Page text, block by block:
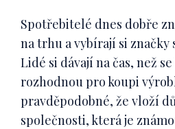
Spotřebitelé dnes dobře
na trhu a vybírají si značky
Lidé si dávají na čas, než
rozhodnou pro koupi
pravděpodobné, že vloží
společnosti, která je